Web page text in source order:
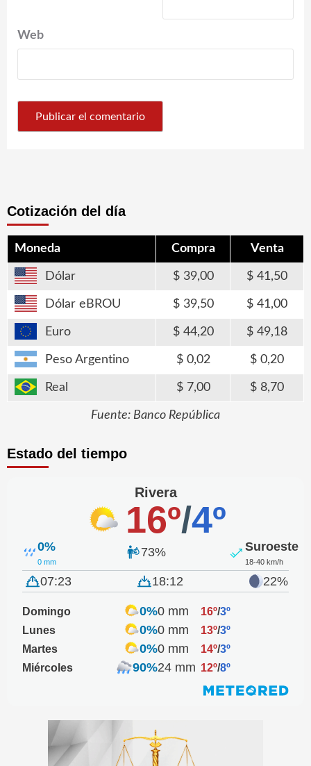
Web
Cotización del día
Moneda Compra Venta
Dólar 39,00 41,50
Dólar eBROU 39,50 41,00
Euro 44,20 49,18
Peso Argentino 0,02 0,20
Real 7,00 8,70
Fuente: Banco República
Estado del tiempo
Rivera
16º/4º
0%
0 mm
73% Suroeste
18-40 km/h
07:23 18:12 22%
Domingo 0%0 mm 16º/3º
Lunes
0%0 mm 13º/3º
Martes
0%0 mm 14º/3º
Miércoles
90%24 mm 12º/8º